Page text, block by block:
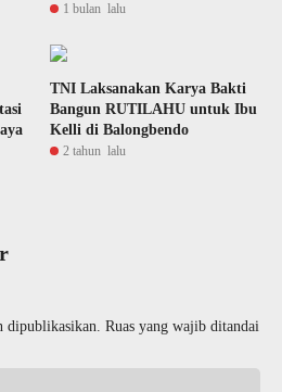
1 bulan lalu
TNI Laksanakan Karya Bakti
Bangun RUTILAHU untuk Ibu
Kelli di Balongbendo
2 tahun lalu
dipublikasikan. Ruas yang wajib ditandai